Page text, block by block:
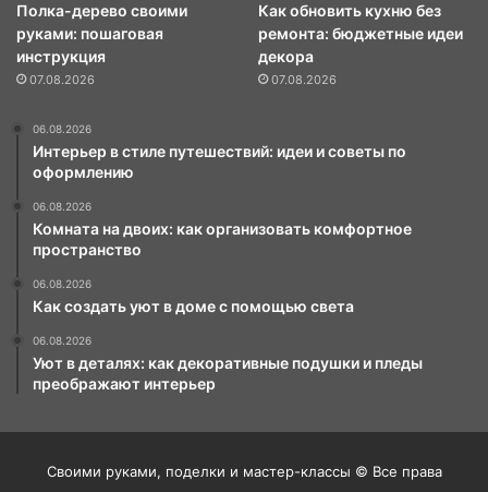
Полка-дерево своими
руками: пошаговая
инструкция
07.08.2026
Как обновить кухню без
ремонта: бюджетные идеи
декора
07.08.2026
06.08.2026
Интерьер в стиле путешествий: идеи и советы по
оформлению
06.08.2026
Комната на двоих: как организовать комфортное
пространство
06.08.2026
Как создать уют в доме с помощью света
06.08.2026
Уют в деталях: как декоративные подушки и пледы
преображают интерьер
Своими руками, поделки и мастер-классы © Все права